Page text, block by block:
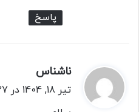
پاسخ
ناشناس
ف
تیر 18, 1404 در 12:37 ب.ظ